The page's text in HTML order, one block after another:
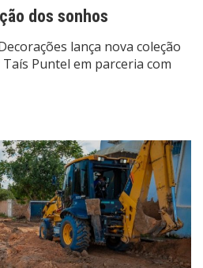
dos sonhos
lança nova coleção
Puntel em parceria com